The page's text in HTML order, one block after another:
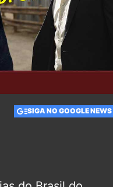
SIGA NO GOOGLE NEWS